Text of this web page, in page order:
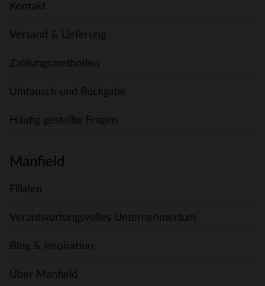
Kontakt
Versand & Lieferung
Zahlungsmethoden
Umtausch und Rückgabe
Häufig gestellte Fragen
Manfield
Filialen
Verantwortungsvolles Unternehmertum
Blog & Inspiration
Über Manfield